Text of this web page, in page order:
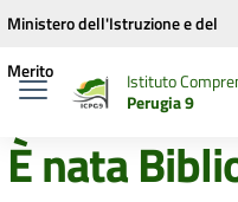
Vai ai contenuti
Vai al menu di navigazione
Vai al footer
Ministero dell'Istruzione e del
Merito
Istituto
Perugia 9
È nata